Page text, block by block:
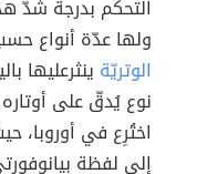
التحكم بدرجة شدّ
ولها عدّة أنواع
الوتريّة ينثرعليها
نوع يُدقّ على
اختُرِع في أوروبا،